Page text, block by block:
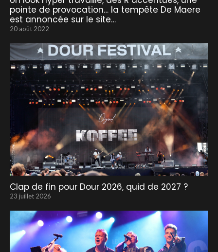
pointe de provocation… la tempête De Maere
est annoncée sur le site…
20 août 2022
Clap de fin pour Dour 2026, quid de 2027 ?
23 juillet 2026